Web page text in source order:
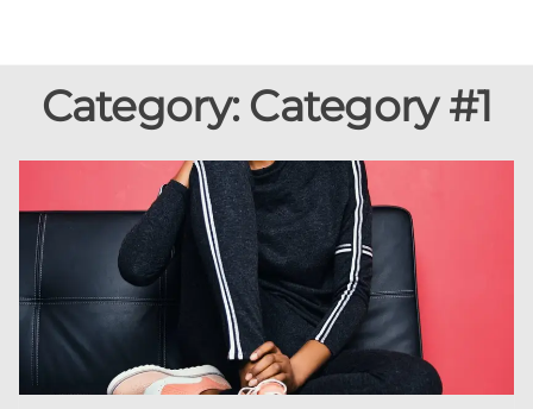
contentfrom Sam
Isaacson
consulting /
Coach
Category: Category #1